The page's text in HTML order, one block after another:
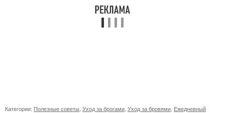
Категории: Полезные советы Уход за брогами Уход за бровями Ежедневный